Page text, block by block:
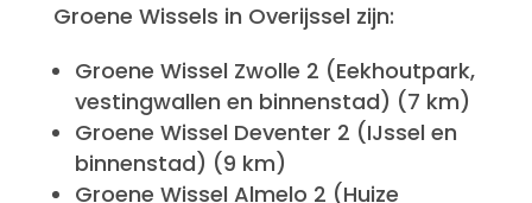
Groene Wissels in Overijssel zijn:
Groene Wissel Zwolle 2 (Eekhoutpark,
vestingwallen en binnenstad) (7 km)
Groene Wissel Deventer 2 (IJssel en
binnenstad) (9 km)
Groene Wissel Almelo 2 (Huize